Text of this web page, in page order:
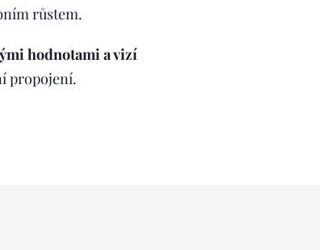
růstem.
hodnotami a vizí
propojení.